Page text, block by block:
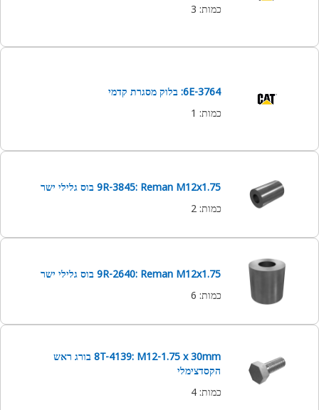
כמות:
3
6E-3764: בלוק מסגרת קדמי
כמות:
1
9R-3845: Reman M12x1.75 בוס גלילי ישר
כמות:
2
9R-2640: Reman M12x1.75 בוס גלילי ישר
כמות:
6
8T-4139: M12-1.75 x 30mm בורג ראש
הקסדצימלי
כמות:
4